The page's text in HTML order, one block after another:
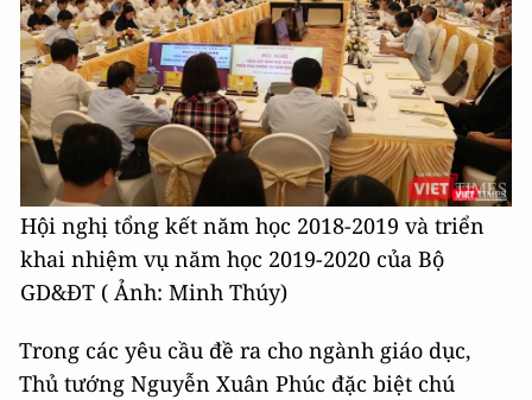
Hội nghị tổng kết năm học 2018-2019 và triển
khai nhiệm vụ năm học 2019-2020 của Bộ
GD&ĐT ( Ảnh: Minh Thúy)
Trong các yêu cầu đề ra cho ngành giáo dục,
Thủ tướng Nguyễn Xuân Phúc đặc biệt chú